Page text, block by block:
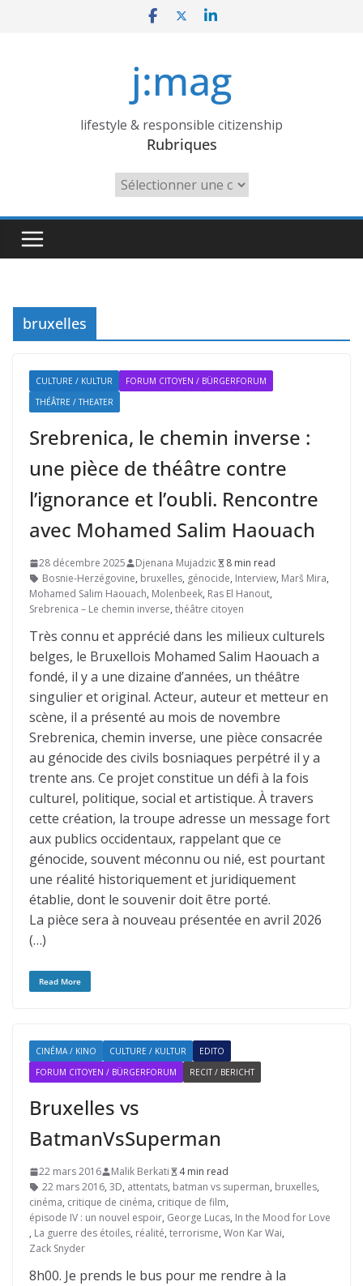
j:mag
lifestyle & responsible citizenship
Rubriques
Rubriques
bruxelles
CULTURE / KULTUR
FORUM CITOYEN / BÜRGERFORUM
THÉÂTRE / THEATER
Srebrenica, le chemin inverse :
une pièce de théâtre contre
l’ignorance et l’oubli. Rencontre
avec Mohamed Salim Haouach
28 décembre 2025 Djenana Mujadzic
8 min read
Bosnie-Herzégovine, bruxelles, génocide, Interview, Marš Mira,
Mohamed Salim Haouach, Molenbeek, Ras El Hanout,
Srebrenica – Le chemin inverse, théâtre citoyen
Très connu et apprécié dans les milieux culturels
belges, le Bruxellois Mohamed Salim Haouach a
fondé, il y a une dizaine d’années, un théâtre
singulier et original. Acteur, auteur et metteur en
scène, il a présenté au mois de novembre
Srebrenica, chemin inverse, une pièce consacrée
au génocide des civils bosniaques perpétré il y a
trente ans. Ce projet constitue un défi à la fois
culturel, politique, social et artistique. À travers
cette création, la troupe adresse un message fort
aux publics occidentaux, rappelant que ce
génocide, souvent méconnu ou nié, est pourtant
une réalité historiquement et juridiquement
établie, dont le souvenir doit être porté.
La pièce sera à nouveau présentée en avril 2026
(…)
Read More
CINÉMA / KINO CULTURE / KULTUR
EDITO
FORUM CITOYEN / BÜRGERFORUM
RECIT / BERICHT
Bruxelles vs
BatmanVsSuperman
22 mars 2016 Malik Berkati
4 min read
22 mars 2016, 3D, attentats, batman vs superman, bruxelles,
cinéma, critique de cinéma, critique de film,
épisode IV : un nouvel espoir, George Lucas, In the Mood for Love
, La guerre des étoiles, réalité, terrorisme, Won Kar Wai,
Zack Snyder
8h00. Je prends le bus pour me rendre à la